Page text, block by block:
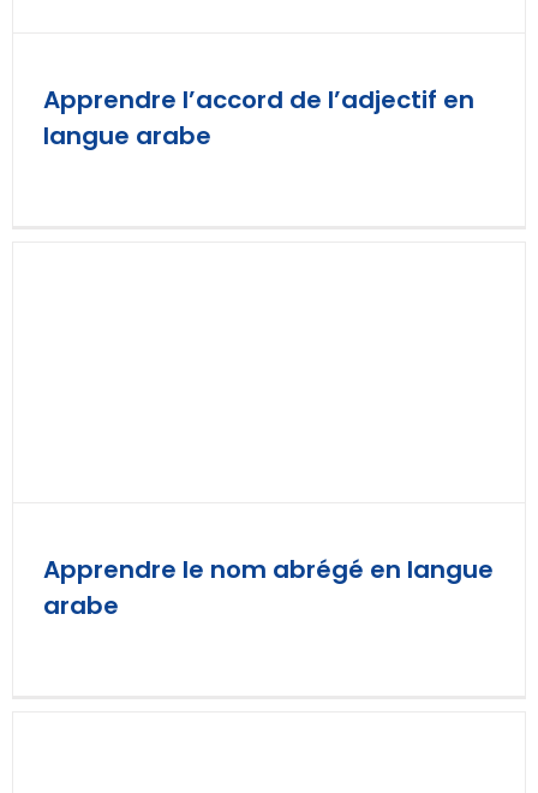
Apprendre l’accord de l’adjectif en
langue arabe
Apprendre le nom abrégé en langue
arabe